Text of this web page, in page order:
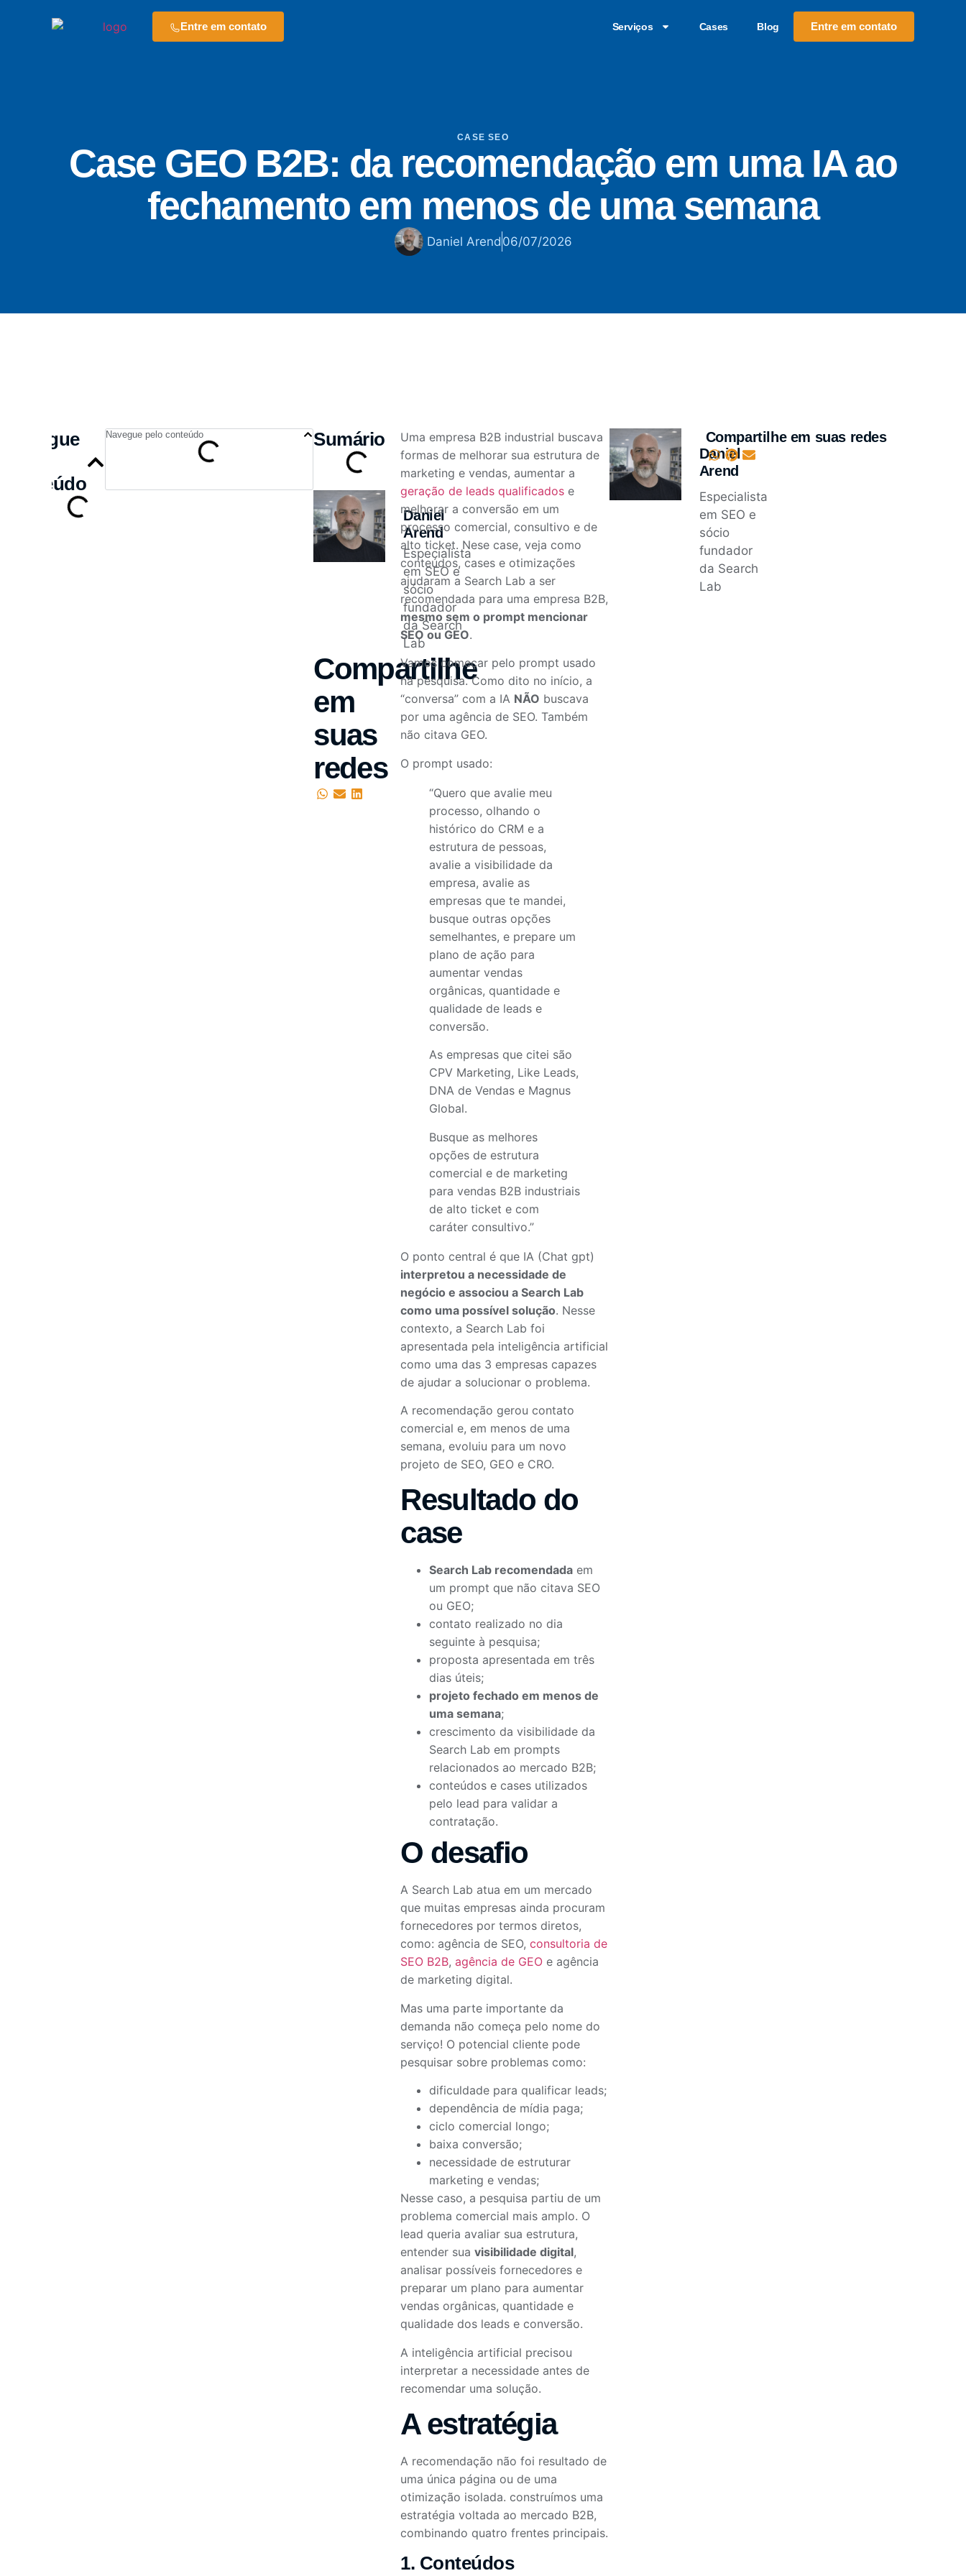
Entre em contato Serviços Cases Blog Entre em contato
CASE SEO
Case GEO B2B: da recomendação em uma IA ao
fechamento em menos de uma semana
Daniel Arend 06/07/2026
Navegue
conteúdo
Navegue pelo conteúdo Sumário
Daniel
Arend
Especialista
em SEO e
sócio
fundador
da Search
Lab
Compartilhe
em
suas
redes
Uma empresa B2B industrial buscava
formas de melhorar sua estrutura de
marketing e vendas, aumentar a
geração de leads qualificados e
melhorar a conversão em um
processo comercial, consultivo e de
alto ticket. Nese case, veja como
conteúdos, cases e otimizações
ajudaram a Search Lab a ser
recomendada para uma empresa B2B,
mesmo sem o prompt mencionar
SEO ou GEO.
Vamos começar pelo prompt usado
na pesquisa. Como dito no início, a
“conversa” com a IA NÃO buscava
por uma agência de SEO. Também
não citava GEO.
O prompt usado:
“Quero que avalie meu
processo, olhando o
histórico do CRM e a
estrutura de pessoas,
avalie a visibilidade da
empresa, avalie as
empresas que te mandei,
busque outras opções
semelhantes, e prepare um
plano de ação para
aumentar vendas
orgânicas, quantidade e
qualidade de leads e
conversão.
As empresas que citei são
CPV Marketing, Like Leads,
DNA de Vendas e Magnus
Global.
Busque as melhores
opções de estrutura
comercial e de marketing
para vendas B2B industriais
de alto ticket e com
caráter consultivo.”
O ponto central é que IA (Chat gpt)
interpretou a necessidade de
negócio e associou a Search Lab
como uma possível solução. Nesse
contexto, a Search Lab foi
apresentada pela inteligência artificial
como uma das 3 empresas capazes
de ajudar a solucionar o problema.
A recomendação gerou contato
comercial e, em menos de uma
semana, evoluiu para um novo
projeto de SEO, GEO e CRO.
Resultado do
case
Search Lab recomendada em
um prompt que não citava SEO
ou GEO;
contato realizado no dia
seguinte à pesquisa;
proposta apresentada em três
dias úteis;
projeto fechado em menos de
uma semana;
crescimento da visibilidade da
Search Lab em prompts
relacionados ao mercado B2B;
conteúdos e cases utilizados
pelo lead para validar a
contratação.
O desafio
A Search Lab atua em um mercado
que muitas empresas ainda procuram
fornecedores por termos diretos,
como: agência de SEO,consultoria de
SEO B2B,agência de GEO e agência
de marketing digital.
Mas uma parte importante da
demanda não começa pelo nome do
serviço! O potencial cliente pode
pesquisar sobre problemas como:
dificuldade para qualificar leads;
dependência de mídia paga;
ciclo comercial longo;
baixa conversão;
necessidade de estruturar
marketing e vendas;
Nesse caso, a pesquisa partiu de um
problema comercial mais amplo. O
lead queria avaliar sua estrutura,
entender suavisibilidade digital,
analisar possíveis fornecedores e
preparar um plano para aumentar
vendas orgânicas, quantidade e
qualidade dos leads e conversão.
A inteligência artificial precisou
interpretar a necessidade antes de
recomendar uma solução.
A estratégia
A recomendação não foi resultado de
uma única página ou de uma
otimização isolada. construímos uma
estratégia voltada ao mercado B2B,
combinando quatro frentes principais.
1. Conteúdos
Daniel
Arend
Especialista
em SEO e
sócio
fundador
da Search
Lab
Compartilhe em suas redes